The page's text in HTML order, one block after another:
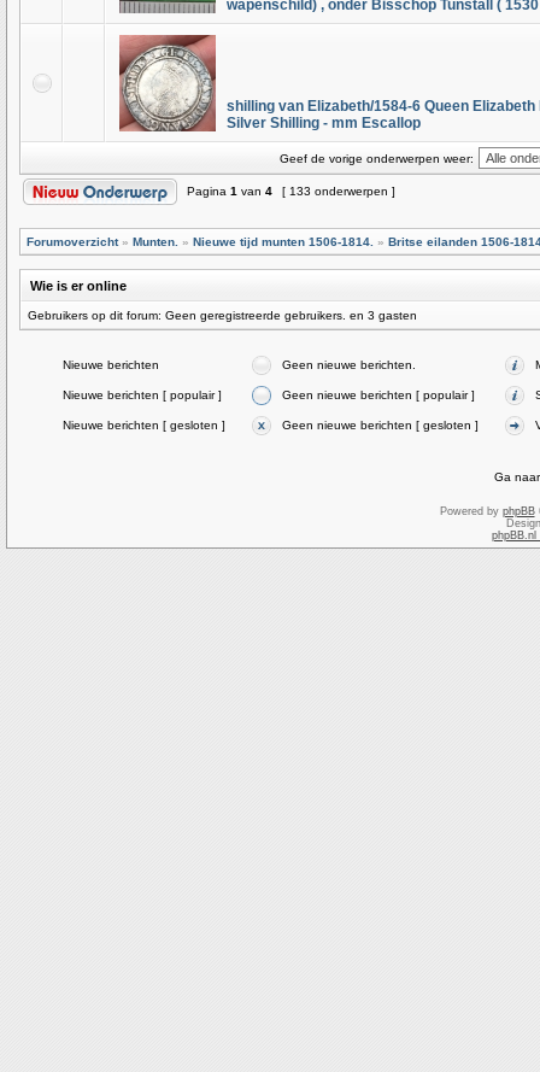
wapenschild) , onder Bisschop Tunstall ( 1530
shilling van Elizabeth/1584-6 Queen Elizabeth
Silver Shilling - mm Escallop
Geef de vorige onderwerpen weer:
Pagina 1 van 4 [ 133 onderwerpen ]
Forumoverzicht» Munten. » Nieuwe tijd munten 1506-1814. » Britse eilanden 1506-
Wie is er online
Gebruikers op dit forum: Geen geregistreerde gebruikers. en 3 gasten
Nieuwe berichten Geen nieuwe berichten.
Nieuwe berichten [ populair ] Geen nieuwe berichten [ populair ]
Nieuwe berichten [ gesloten ] Geen nieuwe berichten [ gesloten ]
Ga
Powered by phpBB
phpBB.nl